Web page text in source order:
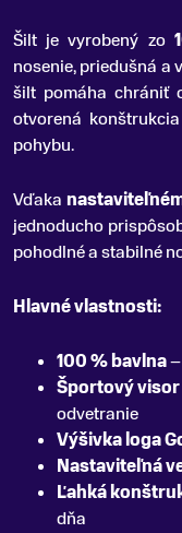
Šilt je vyrobený zo
nosenie, priedušná a
šilt pomáha chrániť
otvorená
pohybu.
Vďaka
jednoducho
pohodlné a stabilné
Hlavné vlastnosti:
100 % bavlna
Športový visor
odvetranie
Výšivka loga
Nastaviteľná
Ľahká
dňa